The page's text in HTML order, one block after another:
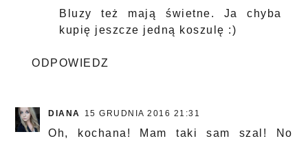
Bluzy też mają świetne. Ja chyba
kupię jeszcze jedną koszulę :)
ODPOWIEDZ
DIANA 15 GRUDNIA 2016 21:31
Oh, kochana! Mam taki sam szal! No